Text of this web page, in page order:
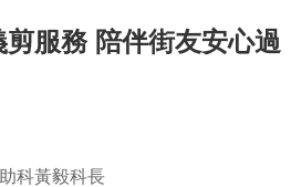
服務 陪伴街友安心過
科黃毅科長